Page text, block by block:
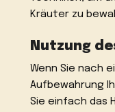
Kräuter zu
Nutzung
Wenn Sie nach
Aufbewahrung
Sie einfach das